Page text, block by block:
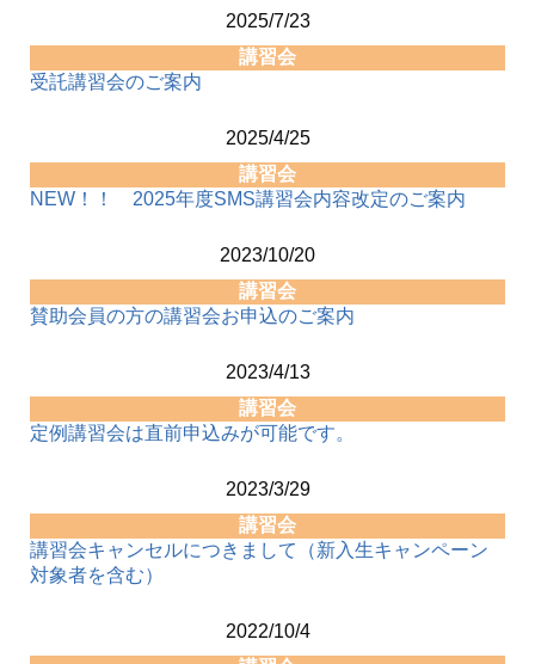
2025/7/23
講習会
受託講習会のご案内
2025/4/25
講習会
NEW！！ 2025年度SMS講習会内容改定のご案内
2023/10/20
講習会
賛助会員の方の講習会お申込のご案内
2023/4/13
講習会
定例講習会は直前申込みが可能です。
2023/3/29
講習会
講習会キャンセルにつきまして（新入生キャンペーン
対象者を含む）
2022/10/4